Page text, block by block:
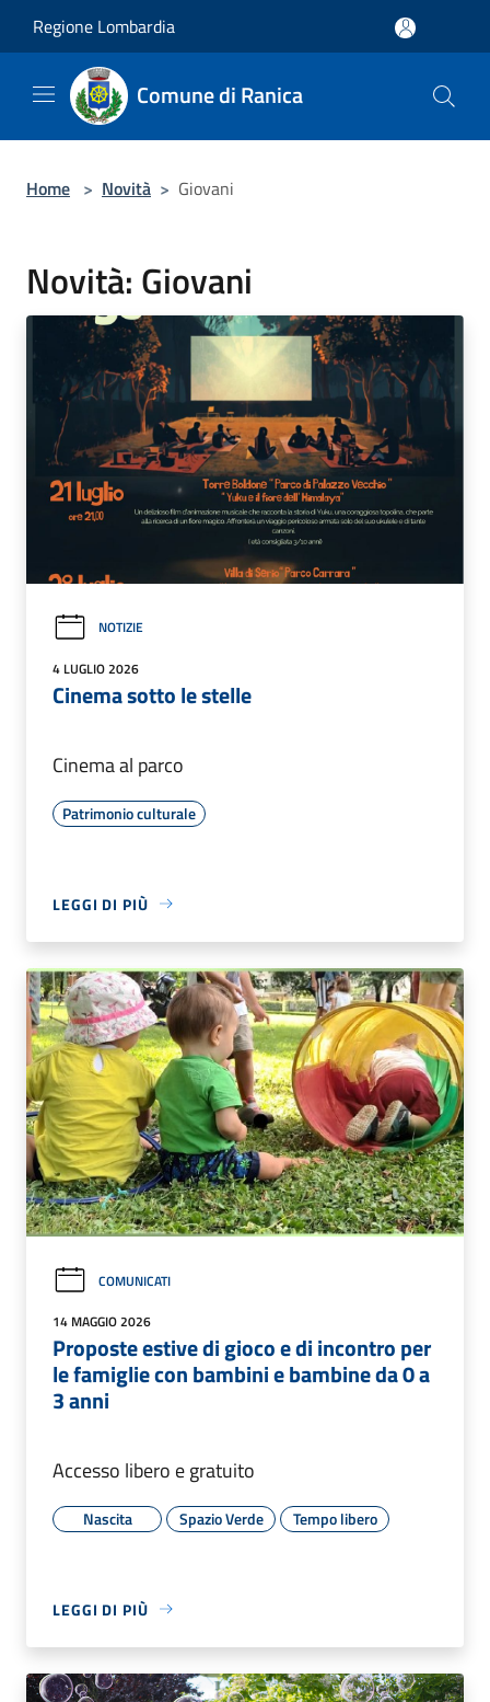
Regione Lombardia
Comune di Ranica
Home > Novità > Giovani
Novità: Giovani
NOTIZIE
4 LUGLIO 2026
Cinema sotto le stelle
Cinema al parco
Patrimonio culturale
LEGGI DI PIÙ
COMUNICATI
14 MAGGIO 2026
Proposte estive di gioco e di incontro per
le famiglie con bambini e bambine da 0 a
3 anni
Accesso libero e gratuito
Nascita Spazio Verde Tempo libero
LEGGI DI PIÙ